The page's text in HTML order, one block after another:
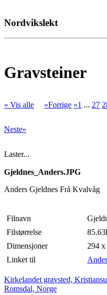
Nordvikslekt
Gravsteiner
» Vis alle «Forrige «1 ... 27
Neste»
Laster...
Gjeldnes_Anders.JPG
Anders Gjeldnes Frå Kvalvåg
Filnavn
Filstørrelse
Dimensjoner
294 x
Linket til
Kirkelandet gravsted,
Romsdal, Norge